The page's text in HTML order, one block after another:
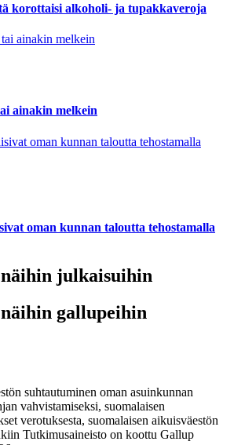
korottaisi alkoholi- ja tupakkaveroja
ainakin melkein
oman kunnan taloutta tehostamalla
julkaisuihin
gallupeihin
suhtautuminen oman asuinkunnan
vahvistamiseksi, suomalaisen
verotuksesta, suomalaisen aikuisväestön
Tutkimusaineisto on koottu Gallup